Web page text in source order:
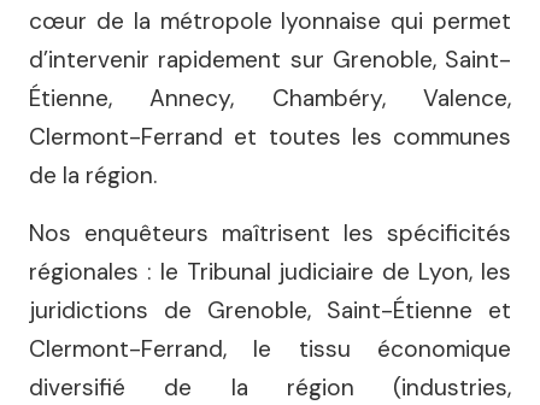
cœur de la métropole lyonnaise qui permet
d’intervenir rapidement sur Grenoble, Saint-
Étienne, Annecy, Chambéry, Valence,
Clermont-Ferrand et toutes les communes
de la région.
Nos enquêteurs maîtrisent les spécificités
régionales : le Tribunal judiciaire de Lyon, les
juridictions de Grenoble, Saint-Étienne et
Clermont-Ferrand, le tissu économique
diversifié de la région (industries,